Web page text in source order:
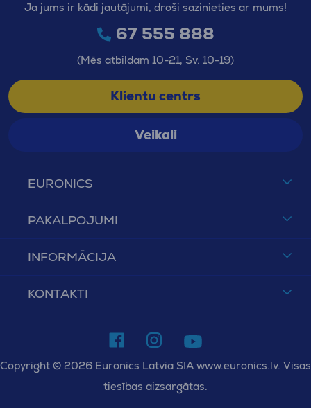
EURONICS
PAKALPOJUMI
INFORMĀCIJA
KONTAKTI
Ja jums ir kādi jautājumi, droši sazinieties ar mums!
67 555 888
(Mēs atbildam 10-21, Sv. 10-19)
Klientu centrs
Veikali
Copyright © 2026 Euronics Latvia SIA www.euronics.lv. Visas
tiesības aizsargātas.